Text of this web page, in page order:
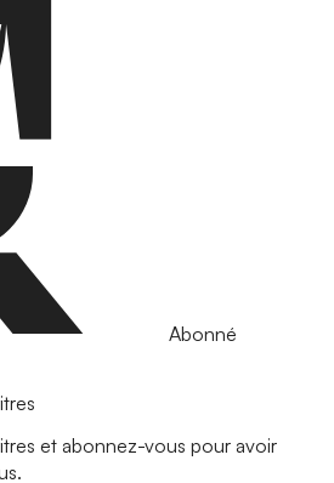
Abonné
et abonnez-vous pour avoir